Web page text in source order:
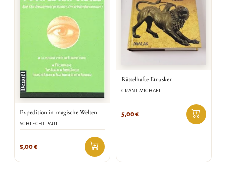
Expedition in magische Welten
SCHLECHT PAUL
5,00€
Rätselhafte Etrusker
GRANT MICHAEL
5,00€